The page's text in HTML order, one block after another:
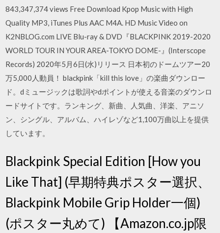
843,347,374 views Free Download Kpop Music with High
Quality MP3, iTunes Plus AAC M4A. HD Music Video on
K2NBLOG.com LIVE Blu-ray & DVD『BLACKPINK 2019-2020
WORLD TOUR IN YOUR AREA-TOKYO DOME-』(Interscope
Records) 2020年5月6日(水)リリース 日本初のドームツアー20
万5,000人動員！ blackpink「kill this love」の楽曲ダウンロー
ド。dミュージックは歌詞やdポイントが使える音楽のダウンロ
ードサイトです。ランキング、新曲、人気曲、洋楽、アニソ
ン、シングル、アルバム、ハイレゾなど1,100万曲以上を提供
しています。
Blackpink Special Edition [How you
Like That] (早期特典ポスター選択、
Blackpink Mobile Grip Holder一個)
(ポスター丸めて) 【Amazon.co.jp限